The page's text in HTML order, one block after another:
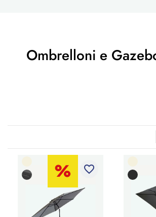
Ombrelloni e
favorite_border